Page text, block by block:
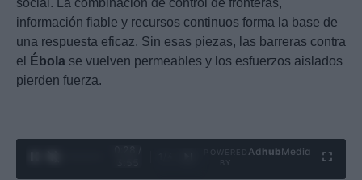
social. La combinación de control de fronteras,
información fiable y recursos continuos forma la base de
una respuesta eficaz. Sin esas piezas, las barreras contra
el
Ébola se vuelven permeables y los esfuerzos aislados
pierden fuerza.
Ad hubMedia